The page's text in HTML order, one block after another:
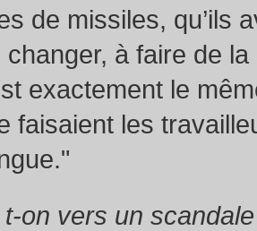
de missiles, qu’ils
changer, à faire de
exactement le
faisaient les
t-on vers un